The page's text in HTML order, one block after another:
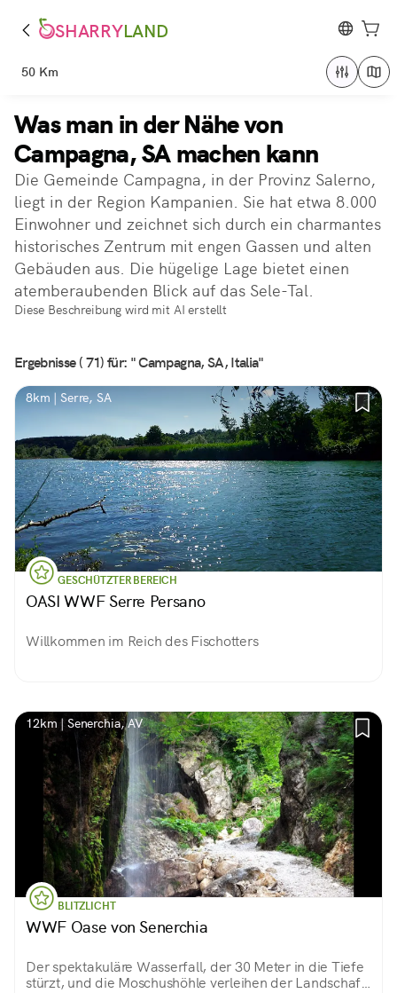
SHARRYLAND
50 Km
Was man in der Nähe von
Campagna, SA machen kann
Die Gemeinde Campagna, in der Provinz Salerno,
liegt in der Region Kampanien. Sie hat etwa 8.000
Einwohner und zeichnet sich durch ein charmantes
historisches Zentrum mit engen Gassen und alten
Gebäuden aus. Die hügelige Lage bietet einen
atemberaubenden Blick auf das Sele-Tal.
Diese Beschreibung wird mit AI erstellt
Ergebnisse ( 71) für: " Campagna, SA, Italia"
8km | Serre, SA
GESCHÜTZTER BEREICH
OASI WWF Serre Persano
Willkommen im Reich des Fischotters
12km | Senerchia, AV
BLITZLICHT
WWF Oase von Senerchia
Der spektakuläre Wasserfall, der 30 Meter in die Tiefe
stürzt, und die Moschushöhle verleihen der Landschaft